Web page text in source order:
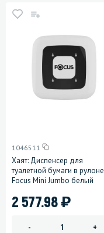
1046511
Хаят: Диспенсер для
туалетной бумаги в рулоне
Focus Mini Jumbo белый
2 577.98)
- +